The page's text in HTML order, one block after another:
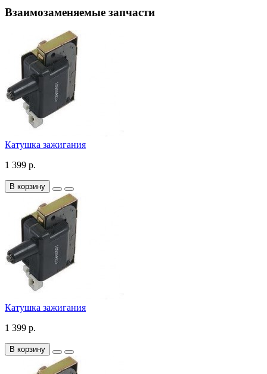
Взаимозаменяемые запчасти
Катушка зажигания
1 399 р.
В корзину
Катушка зажигания
1 399 р.
В корзину